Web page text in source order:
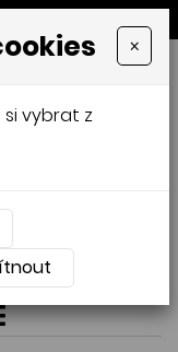
XXL
0
×
si vybrat z